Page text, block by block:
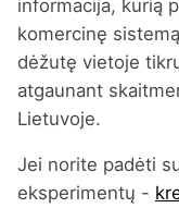
informacija, kurią
komercinę
dėžutę vietoje
atgaunant
Lietuvoje.
Jei norite padėti
eksperimentų -